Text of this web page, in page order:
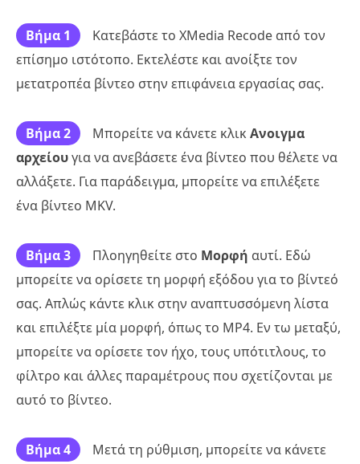
Βήμα 1
Κατεβάστε το XMedia Recode από τον
επίσημο ιστότοπο. Εκτελέστε και ανοίξτε τον
μετατροπέα βίντεο στην επιφάνεια εργασίας σας.
Βήμα 2 Μπορείτε να κάνετε κλικ Ανοιγμα
αρχείουγια να ανεβάσετε ένα βίντεο που θέλετε να
αλλάξετε. Για παράδειγμα, μπορείτε να επιλέξετε
ένα βίντεο MKV.
Βήμα 3 Πλοηγηθείτε στο Μορφή αυτί. Εδώ
μπορείτε να ορίσετε τη μορφή εξόδου για το βίντεό
σας. Απλώς κάντε κλικ στην αναπτυσσόμενη λίστα
και επιλέξτε μία μορφή, όπως το MP4. Εν τω μεταξύ,
μπορείτε να ορίσετε τον ήχο, τους υπότιτλους, το
φίλτρο και άλλες παραμέτρους που σχετίζονται με
αυτό το βίντεο.
Βήμα 4
Μετά τη ρύθμιση, μπορείτε να κάνετε